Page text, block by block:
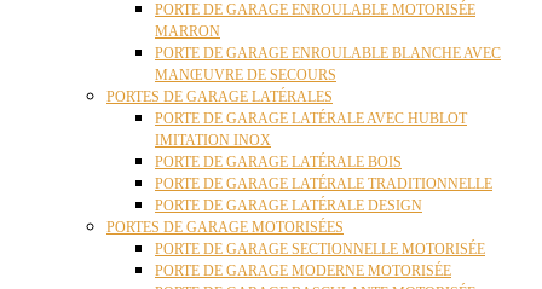
PORTE DE GARAGE ENROULABLE MOTORISÉE
MARRON
PORTE DE GARAGE ENROULABLE BLANCHE AVEC
MANŒUVRE DE SECOURS
PORTES DE GARAGE LATÉRALES
PORTE DE GARAGE LATÉRALE AVEC HUBLOT
IMITATION INOX
PORTE DE GARAGE LATÉRALE BOIS
PORTE DE GARAGE LATÉRALE TRADITIONNELLE
PORTE DE GARAGE LATÉRALE DESIGN
PORTES DE GARAGE MOTORISÉES
PORTE DE GARAGE SECTIONNELLE MOTORISÉE
PORTE DE GARAGE MODERNE MOTORISÉE